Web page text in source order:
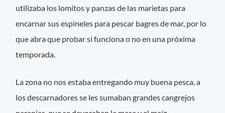
utilizaba los lomitos y panzas de las marietas para
encarnar sus espineles para pescar bagres de mar, por lo
que abra que probar si funciona o no en una próxima
temporada.
La zona no nos estaba entregando muy buena pesca, a
los descarnadores se les sumaban grandes cangrejos